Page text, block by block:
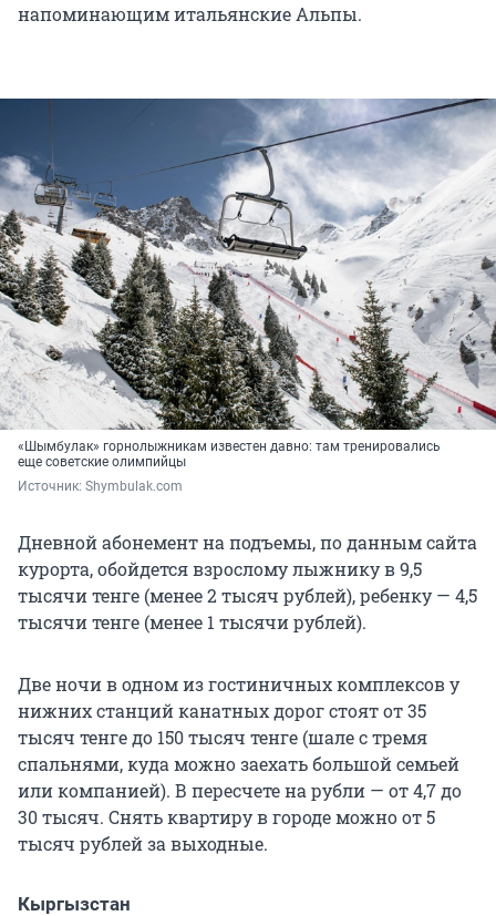
напоминающим итальянские Альпы.
«Шымбулак» горнолыжникам известен давно: там тренировались
еще советские олимпийцы
Источник: Shymbulak.com
Дневной абонемент на подъемы, по данным сайта
курорта, обойдется взрослому лыжнику в 9,5
тысячи тенге (менее 2 тысяч рублей), ребенку — 4,5
тысячи тенге (менее 1 тысячи рублей).
Две ночи в одном из гостиничных комплексов у
нижних станций канатных дорог стоят от 35
тысяч тенге до 150 тысяч тенге (шале с тремя
спальнями, куда можно заехать большой семьей
или компанией). В пересчете на рубли — от 4,7 до
30 тысяч. Снять квартиру в городе можно от 5
тысяч рублей за выходные.
Кыргызстан